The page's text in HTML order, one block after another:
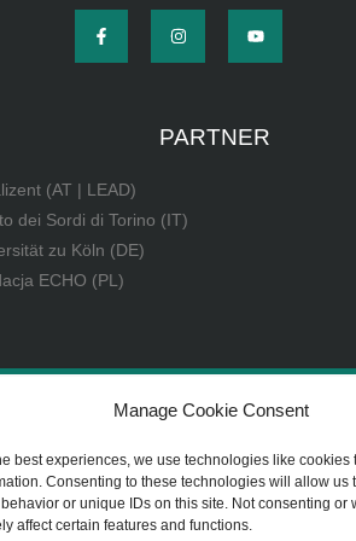
Manage Cookie Consent
best experiences, we use technologies like cookies
Consenting to these technologies will allow us
or unique IDs on this site. Not consenting or
affect certain features and functions.
PARTNER
(AT | LEAD)
dei Sordi di Torino (IT)
zu Köln (DE)
ECHO (PL)